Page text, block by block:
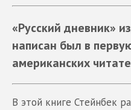
«Русский дневник»
написан был в
американских
В этой книге Стейнбек